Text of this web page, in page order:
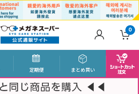
0
定期便 まとめ買い